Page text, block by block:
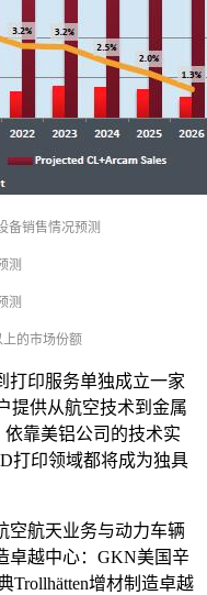
备销售情况预测
测
测
的市场份额
打印服务单独成立一家
提供从航空技术到金属
靠美铝公司的技术实
打印领域都将成为独具
空航天业务与动力车辆
卓越中心：GKN美国辛
Trollhätten增材制造卓越